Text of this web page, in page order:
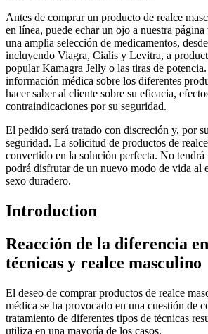
Antes de comprar un producto de realce
en línea, puede echar un ojo a nuestra
una amplia selección de medicamentos,
incluyendo Viagra, Cialis y Levitra, a
popular Kamagra Jelly o las tiras de
información médica sobre los diferentes
hacer saber al cliente sobre su eficacia,
contraindicaciones por su seguridad.
El pedido será tratado con discreción y, por
seguridad. La solicitud de productos de
convertido en la solución perfecta. No tendrá
podrá disfrutar de un nuevo modo de vida al
sexo duradero.
Introduction
Reacción de la diferencia
técnicas y realce masculino
El deseo de comprar productos de realce
médica se ha provocado en una cuestión de
tratamiento de diferentes tipos de técnicas
utiliza en una mayoría de los casos.